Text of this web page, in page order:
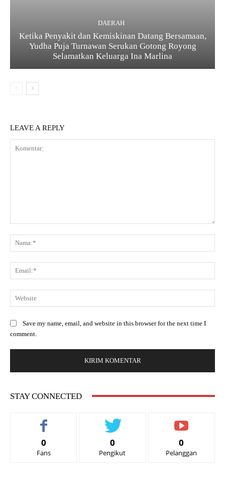
DAERAH
Ketika Penyakit dan Kemiskinan Datang Bersamaan,
Yudha Puja Turnawan Serukan Gotong Royong
Selamatkan Keluarga Ina Marlina
LEAVE A REPLY
Save my name, email, and website in this browser for the next time I
comment.
STAY CONNECTED
0
Fans
0
Pengikut
0
Pelanggan